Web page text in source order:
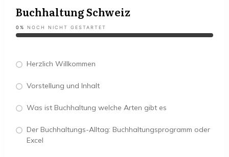
Buchhaltung Schweiz
0% NOCH NICHT GESTARTET
Herzlich Willkommen
Vorstellung und Inhalt
Was ist Buchhaltung welche Arten gibt es
Der Buchhaltungs-Alltag: Buchhaltungsprogramm oder
Excel